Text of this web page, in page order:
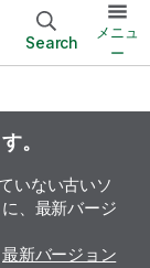
Search
メニュ
ー
。
いない古いソ
、最新バージ
最新バージョン